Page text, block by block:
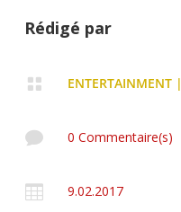
Rédigé par
 ENTERTAINMENT|
 0 Commentaire(s)
 9.02.2017